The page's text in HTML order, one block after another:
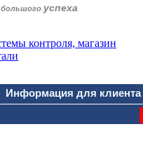
большого успеха
Информация для клиента